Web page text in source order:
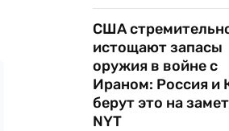
США
истощают запасы
оружия в войне с
Ираном: Россия и
берут это на
NYT